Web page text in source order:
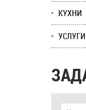
КУХНИ
УСЛУГИ